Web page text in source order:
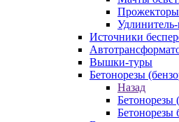
Прожекторы
Источники
Вышки-туры
Бетонорезы
Назад
Бетонорезы
Бетонорезы